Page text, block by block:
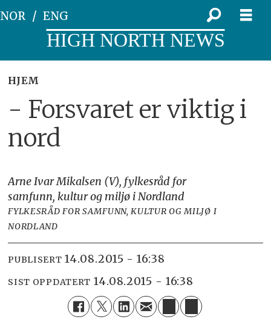
NOR ENG
HIGH NORTH NEWS
HJEM
- Forsvaret er viktig i
nord
Arne Ivar Mikalsen (V), fylkesråd for
samfunn, kultur og miljø i Nordland
FYLKESRÅD FOR SAMFUNN, KULTUR OG MILJØ I
NORDLAND
PUBLISERT 14.08.2015 - 16:38
SIST OPPDATERT 14.08.2015 - 16:38